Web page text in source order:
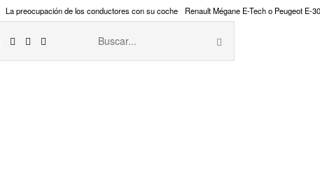
La preocupación de los conductores con su coche Renault Mégane E-Tech o Peugeot E-